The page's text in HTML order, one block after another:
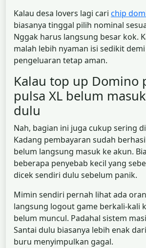
Kalau desa lovers lagi cari chip
biasanya tinggal pilih nominal
Nggak harus langsung besar kok.
malah lebih nyaman isi sedikit
pengeluaran tetap aman.
Kalau top up Domino
pulsa XL belum
dulu
Nah, bagian ini juga cukup sering
Kadang pembayaran sudah
belum langsung masuk ke akun.
beberapa penyebab kecil yang
dicek sendiri dulu sebelum panik.
Mimin sendiri pernah lihat ada
langsung logout game berkali-kali
belum muncul. Padahal sistem
Santai dulu biasanya lebih enak
buru menyimpulkan gagal.